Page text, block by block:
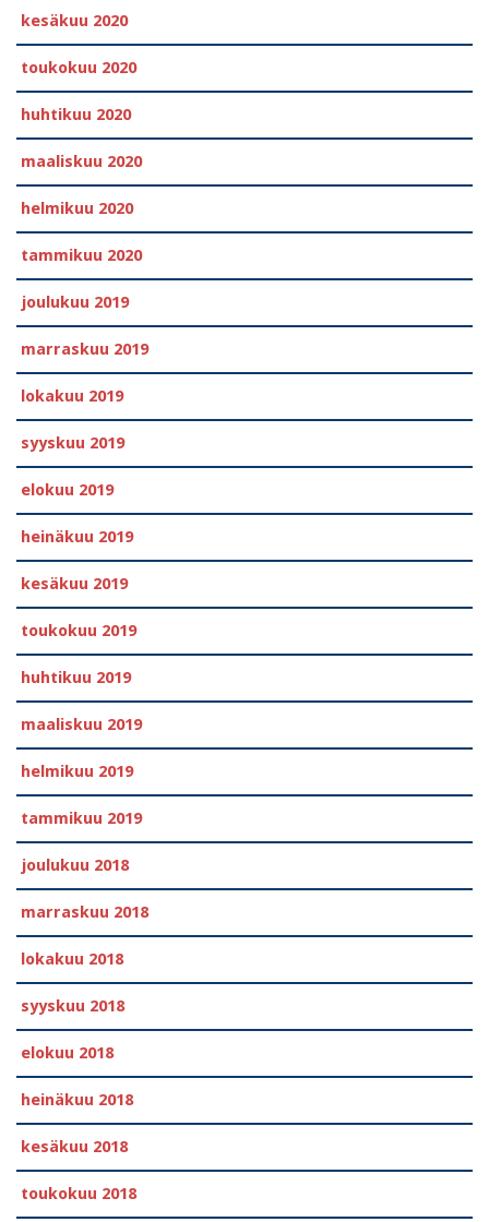
kesäkuu 2020
toukokuu 2020
huhtikuu 2020
maaliskuu 2020
helmikuu 2020
tammikuu 2020
joulukuu 2019
marraskuu 2019
lokakuu 2019
syyskuu 2019
elokuu 2019
heinäkuu 2019
kesäkuu 2019
toukokuu 2019
huhtikuu 2019
maaliskuu 2019
helmikuu 2019
tammikuu 2019
joulukuu 2018
marraskuu 2018
lokakuu 2018
syyskuu 2018
elokuu 2018
heinäkuu 2018
kesäkuu 2018
toukokuu 2018